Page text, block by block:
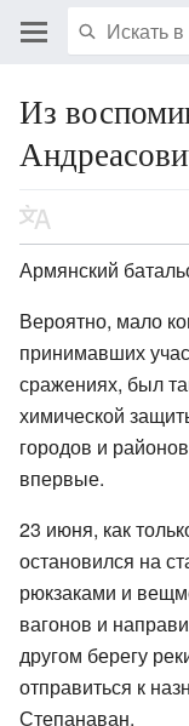
Из
Армянский
Вероятно, мало
принимавших
сражениях, был
химической
городов и
впервые.
23 июня, как
остановился на
рюкзаками и
вагонов и
другом берегу
отправиться к
Степанаван.